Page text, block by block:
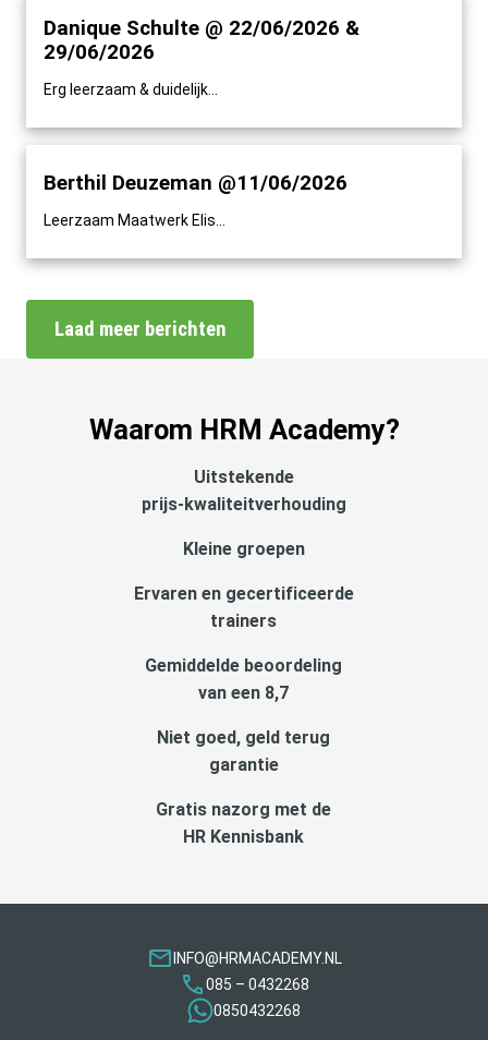
Danique Schulte @ 22/06/2026 &
29/06/2026
Erg leerzaam & duidelijk...
Berthil Deuzeman @11/06/2026
Leerzaam Maatwerk Elis...
Laad meer berichten
Waarom HRM Academy?
Uitstekende
prijs-kwaliteitverhouding
Kleine groepen
Ervaren en gecertificeerde
trainers
Gemiddelde beoordeling
van een 8,7
Niet goed, geld terug
garantie
Gratis nazorg met de
HR Kennisbank
INFO@HRMACADEMY.NL
085 – 0432268
0850432268